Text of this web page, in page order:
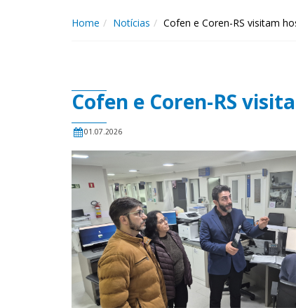
Home Notícias Cofen e Coren-RS visitam
Cofen e Coren-RS
01.07.2026